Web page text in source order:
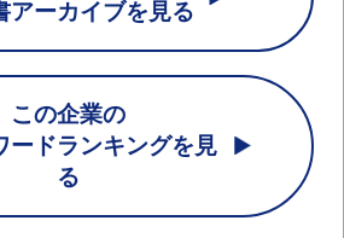
アーカイブを見る
この企業の
ードランキングを見
る